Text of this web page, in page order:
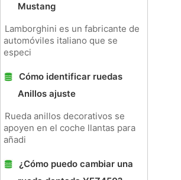
Mustang
Lamborghini es un fabricante de
automóviles italiano que se
especi
Cómo identificar ruedas
Anillos ajuste
Rueda anillos decorativos se
apoyen en el coche llantas para
añadi
¿Cómo puedo cambiar una